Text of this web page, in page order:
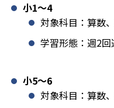
小1️〜4
対象科目：算数
学習形態：週2
小5〜6
対象科目：算数